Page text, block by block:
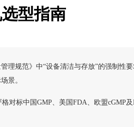
型指南
理规范》中“设备清洁与存放”的强制性
景。
标中国GMP、美国FDA、欧盟cGMP